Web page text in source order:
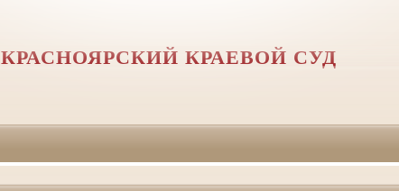
КРАСНОЯРСКИЙ КРАЕВОЙ СУД